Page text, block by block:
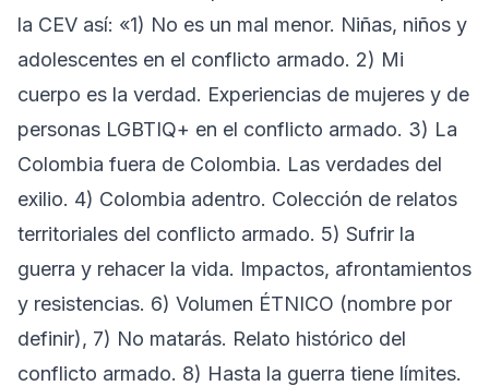
la CEV así: «1) No es un mal menor. Niñas, niños y
adolescentes en el conflicto armado. 2) Mi
cuerpo es la verdad. Experiencias de mujeres y de
personas LGBTIQ+ en el conflicto armado. 3) La
Colombia fuera de Colombia. Las verdades del
exilio. 4) Colombia adentro. Colección de relatos
territoriales del conflicto armado. 5) Sufrir la
guerra y rehacer la vida. Impactos, afrontamientos
y resistencias. 6) Volumen ÉTNICO (nombre por
definir), 7) No matarás. Relato histórico del
conflicto armado. 8) Hasta la guerra tiene límites.